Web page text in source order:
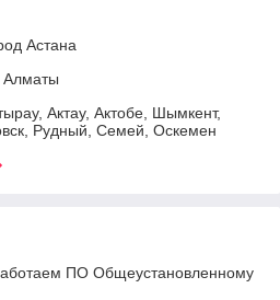
Астана
Алматы
Актау, Актобе, Шымкент,
Рудный, Семей, Оскемен
ПО Общеустановленному